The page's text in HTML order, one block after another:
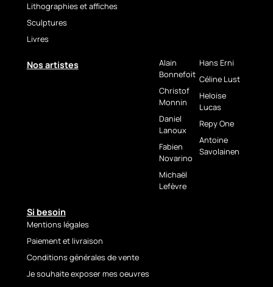
Lithographies et affiches
Sculptures
Livres
Nos artistes
Alain
Bonnefoit
Christof
Monnin
Daniel
Lanoux
Fabien
Novarino
Michaël
Lefèvre
Hans Erni
Céline Lust
Heloise
Lucas
Repy One
Antoine
Savolainen
Si besoin
Mentions légales
Paiement et livraison
Conditions générales de vente
Je souhaite exposer mes oeuvres